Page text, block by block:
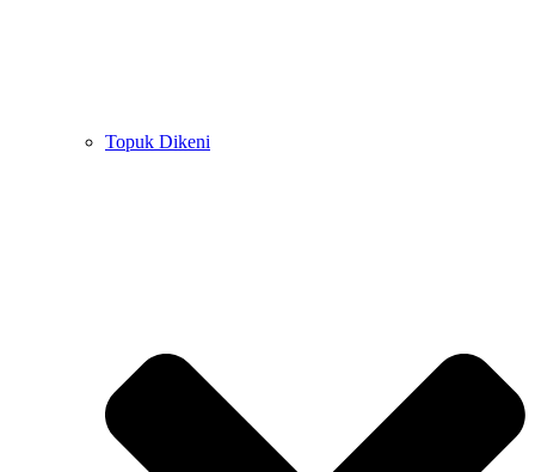
Topuk Dikeni